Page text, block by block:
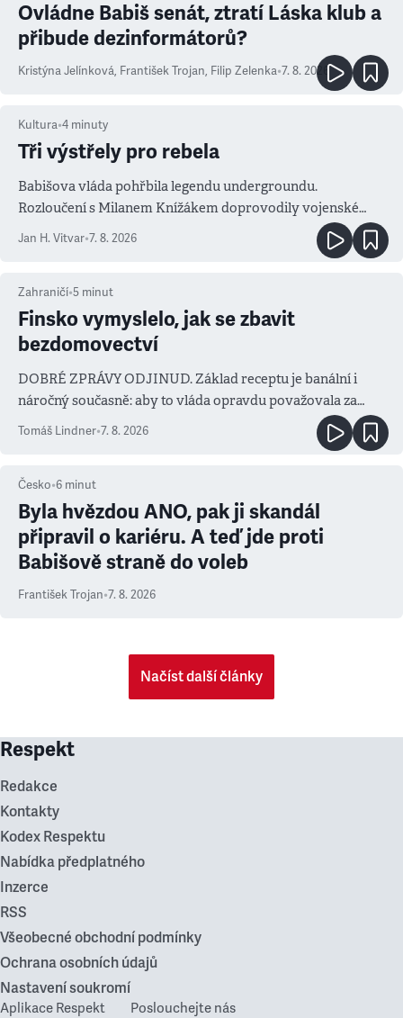
Ovládne Babiš senát, ztratí Láska klub a
přibude dezinformátorů?
Kristýna Jelínková, František Trojan, Filip Zelenka•7. 8. 2026
Kultura•4 minuty
Tři výstřely pro rebela
Babišova vláda pohřbila legendu undergroundu.
Rozloučení s Milanem Knížákem doprovodily vojenské
salvy i kritika pokrokářů
Jan H. Vitvar•7. 8. 2026
Zahraničí•5 minut
Finsko vymyslelo, jak se zbavit
bezdomovectví
DOBRÉ ZPRÁVY ODJINUD. Základ receptu je banální i
náročný současně: aby to vláda opravdu považovala za
prioritu
Tomáš Lindner•7. 8. 2026
Česko•6 minut
Byla hvězdou ANO, pak ji skandál
připravil o kariéru. A teď jde proti
Babišově straně do voleb
František Trojan•7. 8. 2026
Načíst další články
Respekt
Redakce
Kontakty
Kodex Respektu
Nabídka předplatného
Inzerce
RSS
Všeobecné obchodní podmínky
Ochrana osobních údajů
Nastavení soukromí
Aplikace Respekt Poslouchejte nás